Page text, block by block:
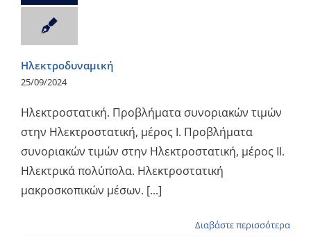
Ηλεκτροδυναμική
25/09/2024
Ηλεκτροστατική. Προβλήματα συνοριακών τιμών
στην Ηλεκτροστατική, μέρος Ι. Προβλήματα
συνοριακών τιμών στην Ηλεκτροστατική, μέρος ΙΙ.
Ηλεκτρικά πολύπολα. Ηλεκτροστατική
μακροσκοπικών μέσων. [...]
Διαβάστε περισσότερα